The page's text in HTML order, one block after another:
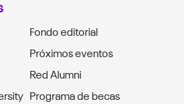
Fondo editorial
Próximos eventos
Red Alumni
Programa de becas